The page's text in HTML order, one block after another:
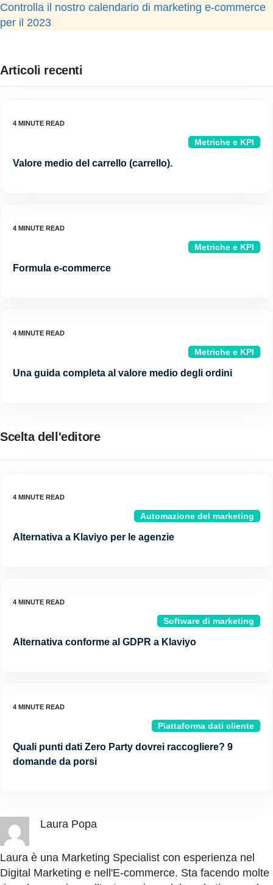
Controlla il nostro calendario di marketing e-commerce
per il 2023
Articoli recenti
Metriche e KPI
Valore medio del carrello (carrello).
Metriche e KPI
Formula e-commerce
Metriche e KPI
Una guida completa al valore medio degli ordini
Scelta dell'editore
Automazione del marketing
Alternativa a Klaviyo per le agenzie
Software di marketing
Alternativa conforme al GDPR a Klaviyo
Piattaforma dati cliente
Quali punti dati Zero Party dovrei raccogliere? 9
domande da porsi
Laura Popa
Laura è una Marketing Specialist con esperienza nel
Digital Marketing e nell'E-commerce. Sta facendo molte